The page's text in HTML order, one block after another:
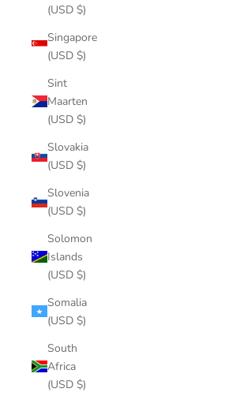
(USD $)
Singapore
(USD $)
Sint
Maarten
(USD $)
Slovakia
(USD $)
Slovenia
(USD $)
Solomon
Islands
(USD $)
Somalia
(USD $)
South
Africa
(USD $)